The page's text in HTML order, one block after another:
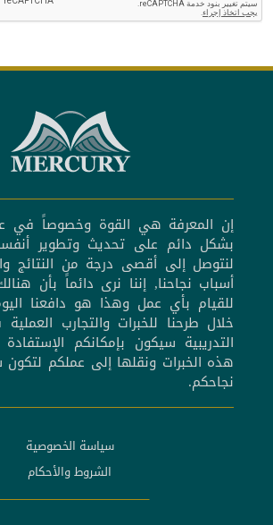
إن المعرفة هي القوة وخصوصاً في
بشكل دائم على تحديث وتطوير
لنتوصل إلى أقصى درجة من النتائج
أسباب نجاحنا, إننا نرى دائماً بأن
للقيام بأي عمل وهذا هو دافعنا
خلال طرحنا للخبرات والتجارب
التدريبية سيكون بإمكانكم الإستفادة
هذه الخبرات ونقلها إلى عملكم
نجاحكم.
سياسة الخصوصية
الشروط والأحكام